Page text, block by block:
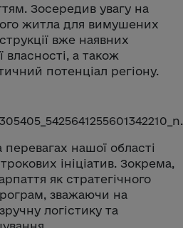
Зосередив увагу на
житла для вимушених
вже наявних
власності, а також
потенціал регіону.
нашої області
ініціатив. Зокрема,
як стратегічного
зважаючи на
логістику та